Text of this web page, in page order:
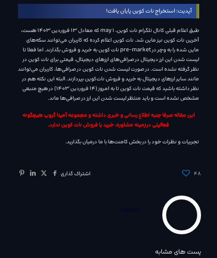
آپدیت: استخراج نات کوین پایان یافت!
طبق اعلام قبلی کانال تلگرام نات کوین، 1 may که معادل 13 فروردین 1403 هست،
آخرین نات کوین نیز ماین شد. نات کوین اعلام کرده که کاربران می‌توانند سکه‌های
ماین شده را به وچر در pre-market نات کوین به خرید و فروش بگذارند. اما فعلا تا
لیست شدن این ارز دیجیتال در صرافی‌های ارز‌های دیجیتال، قیمتی برای نات کوین در
نظر گرفته نشده است. در صورت لیست شدن نات کوین در صرافی‌ها، کاربران می‌توانند
مانند سایر ارز‌های دیجیتال به خرید و فروش نات‌کوین بپردازند. البته این نکته هم در
نظر داشته باشید که قیمت نات کوین تا به امروز (14 فروردین 1403) در هیچ منبعی
مشخص نشده است و باید منتظر لیست شدن این ارز در صرافی‌ها ماند.
این مقاله صرفا جنبه اطلاع رسانی و خبری داشته و مجموعه آمینا گروپ هیچگونه
فعالیتی در زمینه مشاوره، خرید یا فروش نات کوین ندارد.
تجربیات و نظرات خود را در بخش کامنت‌ها با ما درمیان بگذارید.
اشتراک گذاری 48
پست های مشابه